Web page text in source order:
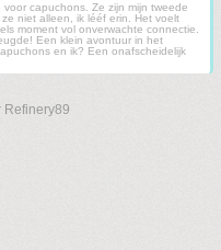
capuchons. Ze zijn mijn tweede
niet alleen, ik lééf erin. Het voelt
moment vol onverwachte connectie.
Een klein avontuur in het
en ik? Een onafscheidelijk
Refinery89